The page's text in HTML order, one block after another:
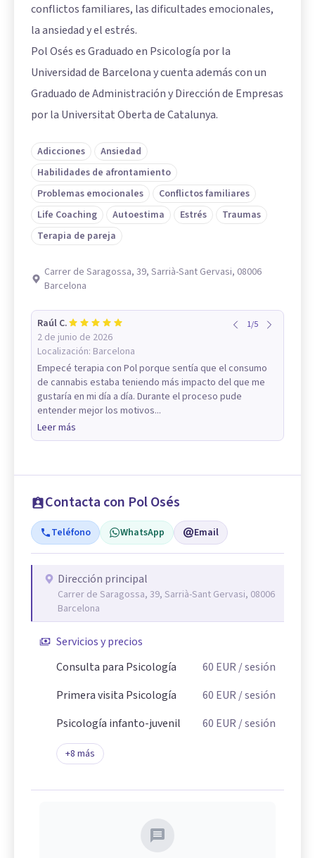
conflictos familiares, las dificultades emocionales,
la ansiedad y el estrés.
Pol Osés es Graduado en Psicología por la
Universidad de Barcelona y cuenta además con un
Graduado de Administración y Dirección de Empresas
por la Universitat Oberta de Catalunya.
Adicciones
Ansiedad
Habilidades de afrontamiento
Problemas emocionales
Conflictos familiares
Life Coaching
Autoestima Estrés
Traumas
Terapia de pareja
Carrer de Saragossa, 39, Sarrià-Sant Gervasi, 08006
Barcelona
Raúl C.
2 de junio de 2026
Localización: Barcelona
1/5
Empecé terapia con Pol porque sentía que el consumo
de cannabis estaba teniendo más impacto del que me
gustaría en mi día a día. Durante el proceso pude
entender mejor los motivos...
Leer más
Contacta con Pol Osés
Teléfono WhatsApp Email
Dirección principal
Carrer de Saragossa, 39, Sarrià-Sant Gervasi, 08006
Barcelona
Servicios y precios
Consulta para Psicología
60 EUR / sesión
Primera visita Psicología
60 EUR / sesión
Psicología infanto-juvenil
60 EUR / sesión
+8 más